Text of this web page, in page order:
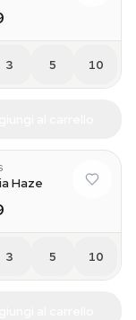
3 5 10
Haze
3 5 10